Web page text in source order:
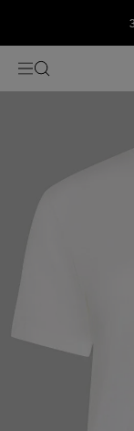
7500 TL